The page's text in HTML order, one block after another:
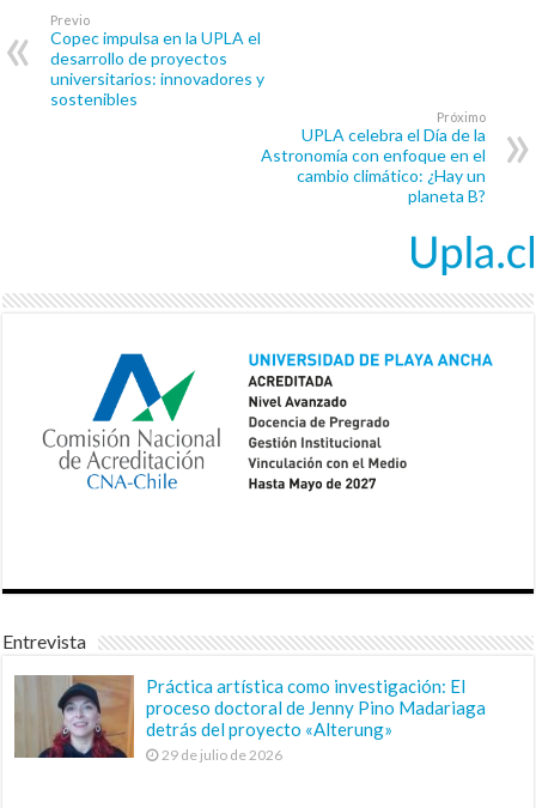
Previo
Copec impulsa en la UPLA el
desarrollo de proyectos
universitarios: innovadores y
sostenibles
Próximo
UPLA celebra el Día de la
Astronomía con enfoque en el
cambio climático: ¿Hay un
planeta B?
Entrevista
Práctica artística como investigación: El
proceso doctoral de Jenny Pino Madariaga
detrás del proyecto «Alterung»
29 de julio de 2026